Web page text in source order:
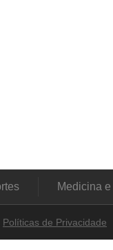
Medicina
Políticas de Privacidade